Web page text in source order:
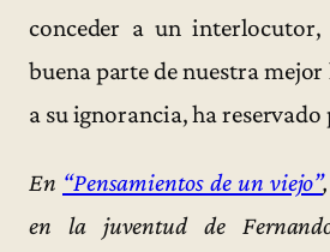
conceder a un
buena parte de nuestra
a su ignorancia, ha reservado
En “Pensamientos de un viejo”
en la juventud de